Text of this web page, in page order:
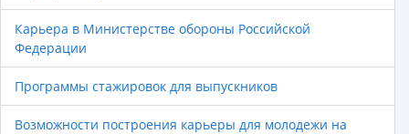
Карьера в Министерстве обороны Российской
Федерации
Программы стажировок для выпускников
Возможности построения карьеры для молодежи на